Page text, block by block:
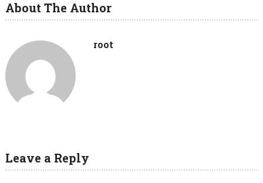
About The Author
root
Leave a Reply